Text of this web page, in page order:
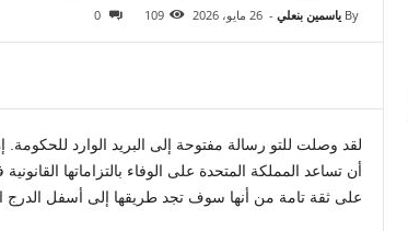
By ياسمين بنعلي - 26 مايو، 2026 109
0
لقد وصلت للتو رسالة مفتوحة إلى البريد الوارد للحكومة.
أن تساعد المملكة المتحدة على الوفاء بالتزاماتها
على ثقة تامة من أنها سوف تجد طريقها إلى أسفل الدرج